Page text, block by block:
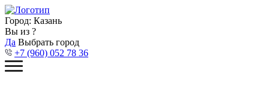
Город: Казань
Вы из ?
Да Выбрать город
+7 (960) 052 78 36